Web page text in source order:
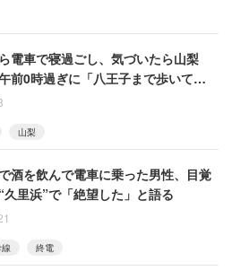
電車で寝過ごし、気づいたら山梨
前0時過ぎに「八王子まで歩いて帰
意した男性【衝撃エピソード振り返
山梨
酒を飲んで電車に乗った男性、目覚
久里浜”で「絶望した」と語る
終電